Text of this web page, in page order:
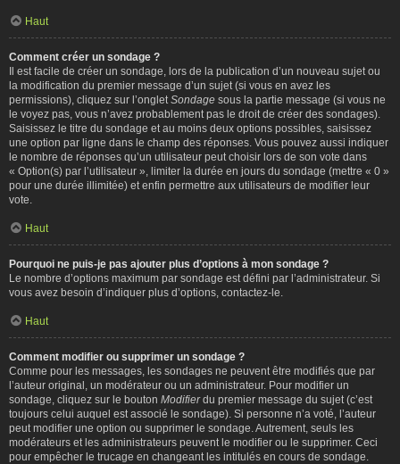
Haut
Comment créer un sondage ?
Il est facile de créer un sondage, lors de la publication d’un nouveau sujet ou
la modification du premier message d’un sujet (si vous en avez les
permissions), cliquez sur l’onglet Sondage sous la partie message (si vous ne
le voyez pas, vous n’avez probablement pas le droit de créer des sondages).
Saisissez le titre du sondage et au moins deux options possibles, saisissez
une option par ligne dans le champ des réponses. Vous pouvez aussi indiquer
le nombre de réponses qu’un utilisateur peut choisir lors de son vote dans
« Option(s) par l’utilisateur », limiter la durée en jours du sondage (mettre « 0 »
pour une durée illimitée) et enfin permettre aux utilisateurs de modifier leur
vote.
Haut
Pourquoi ne puis-je pas ajouter plus d’options à mon sondage ?
Le nombre d’options maximum par sondage est défini par l’administrateur. Si
vous avez besoin d’indiquer plus d’options, contactez-le.
Haut
Comment modifier ou supprimer un sondage ?
Comme pour les messages, les sondages ne peuvent être modifiés que par
l’auteur original, un modérateur ou un administrateur. Pour modifier un
sondage, cliquez sur le bouton Modifierdu premier message du sujet (c’est
toujours celui auquel est associé le sondage). Si personne n’a voté, l’auteur
peut modifier une option ou supprimer le sondage. Autrement, seuls les
modérateurs et les administrateurs peuvent le modifier ou le supprimer. Ceci
pour empêcher le trucage en changeant les intitulés en cours de sondage.